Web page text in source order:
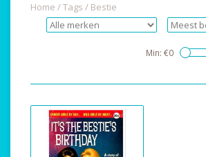
Home /Tags / Bestie
Min: €0